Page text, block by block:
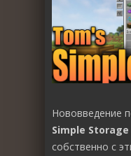
Нововведение
Simple Storage
собственно с